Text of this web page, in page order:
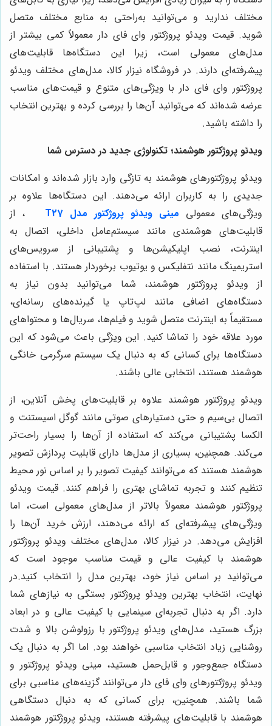
مختلف ندارید و می‌توانید به‌راحتی به منابع مختلف متصل
شوید. قیمت ویدئو پروژکتور وای فای دار معمولاً کمی بیشتر از
مدل‌های معمولی است، زیرا این دستگاه‌ها قابلیت‌های
پیشرفته‌ای دارند. در فروشگاه نیزار کالا، مدل‌های مختلف ویدئو
پروژکتور وای فای دار با ویژگی‌های متنوع و قیمت‌های مناسب
عرضه شده‌اند که می‌توانید آن‌ها را بررسی کرده و بهترین انتخاب
را داشته باشید.
ویدئو پروژکتور هوشمند؛ تکنولوژی جدید در دسترس شما
ویدئو پروژکتورهای هوشمند به تازگی وارد بازار شده‌اند و امکانات
جدیدی را به کاربران ارائه می‌دهند. این دستگاه‌ها علاوه بر
ویژگی‌های معمولی مینی ویدئو پروژکتور مدل T27
، از
قابلیت‌های هوشمندی مانند سیستم‌عامل داخلی، اتصال به
اینترنت، نصب اپلیکیشن‌ها و پشتیبانی از سرویس‌های
استریمینگ مانند نتفلیکس و یوتیوب برخوردار هستند. با استفاده
از ویدئو پروژکتور هوشمند، شما می‌توانید بدون نیاز به
دستگاه‌های اضافی مانند لپ‌تاپ یا گیرنده‌های رسانه‌ای،
مستقیماً به اینترنت متصل شوید و فیلم‌ها، سریال‌ها و محتواهای
مورد علاقه خود را تماشا کنید. این ویژگی باعث می‌شود که این
دستگاه‌ها برای کسانی که به دنبال یک سیستم سرگرمی خانگی
هوشمند هستند، انتخابی عالی باشند.
ویدئو پروژکتور هوشمند علاوه بر قابلیت‌های پخش آنلاین، از
اتصال بی‌سیم و حتی دستیارهای صوتی مانند گوگل اسیستنت و
الکسا پشتیبانی می‌کند که استفاده از آن‌ها را بسیار راحت‌تر
می‌کند. همچنین، بسیاری از مدل‌ها دارای قابلیت پردازش تصویر
هوشمند هستند که می‌توانند کیفیت تصویر را بر اساس نور محیط
تنظیم کنند و تجربه تماشای بهتری را فراهم کنند. قیمت ویدئو
پروژکتور هوشمند معمولاً بالاتر از مدل‌های معمولی است، اما
ویژگی‌های پیشرفته‌ای که ارائه می‌دهند، ارزش خرید آن‌ها را
افزایش می‌دهد. در نیزار کالا، مدل‌های مختلف ویدئو پروژکتور
هوشمند با کیفیت عالی و قیمت مناسب موجود است که
می‌توانید بر اساس نیاز خود، بهترین مدل را انتخاب کنید.در
نهایت، انتخاب بهترین ویدئو پروژکتور بستگی به نیازهای شما
دارد. اگر به دنبال تجربه‌ای سینمایی با کیفیت عالی و در ابعاد
بزرگ هستید، مدل‌های ویدئو پروژکتور با رزولوشن بالا و شدت
روشنایی زیاد انتخاب مناسبی خواهند بود. اما اگر به دنبال یک
دستگاه جمع‌وجور و قابل‌حمل هستید، مینی ویدئو پروژکتور و
ویدئو پروژکتورهای وای فای دار می‌توانند گزینه‌های مناسبی برای
شما باشند. همچنین، برای کسانی که به دنبال دستگاهی
هوشمند با قابلیت‌های پیشرفته هستند، ویدئو پروژکتور هوشمند